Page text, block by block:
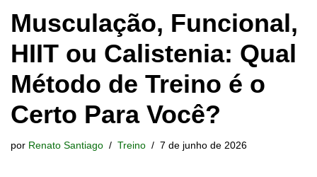
Musculação, Funcional,
HIIT ou Calistenia: Qual
Método de Treino é o
Certo Para Você?
por Renato Santiago Treino 7 de junho de 2026